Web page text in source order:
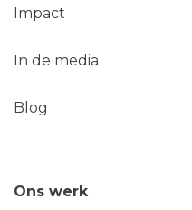
Impact
In de media
Blog
Ons werk